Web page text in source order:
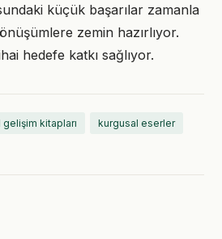
küçük başarılar zamanla
zemin hazırlıyor.
hedefe katkı sağlıyor.
kitapları kurgusal eserler